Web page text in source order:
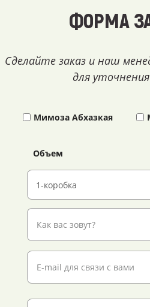
ФОРМА
Сделайте заказ и наш
для
Мимоза Абхазкая
Объем